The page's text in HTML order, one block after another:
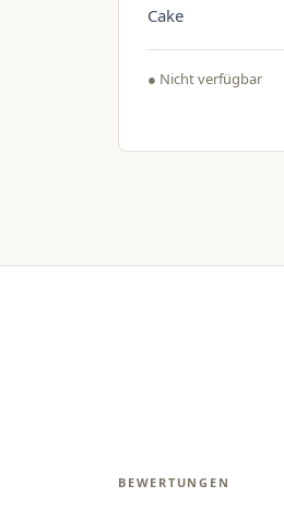
Cake
● Nicht verfügbar
BEWERTUNGEN